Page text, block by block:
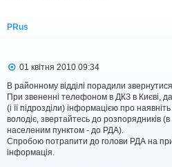
PRus
П
в
і
д
о
м
л
е
н
01 квітня 2010 09:34
В районному відділі порадили
При звененні телефоном в ДКЗ в Києві,
(і її підрозділи) інформацією про
володіє, звертайтесь до розпорядників
населеним пунктом - до РДА).
Спробою потрапити до голови РДА на
інформація.